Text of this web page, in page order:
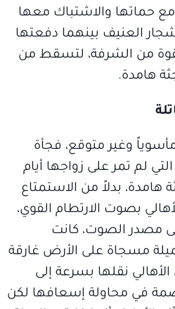
حماتها والاشتباك معها
العنيف بينهما دفعتها
من الشرفة، لتسقط من
هامدة.
وغير متوقع، فجأة
لم تمر على زواجها أيام
هامدة، بدلاً من الاستمتاع
بصوت الارتطام القوي،
مصدر الصوت، كانت
مسجاة على الأرض غارقة
نقلها بسرعة إلى
في محاولة إسعافها لكن